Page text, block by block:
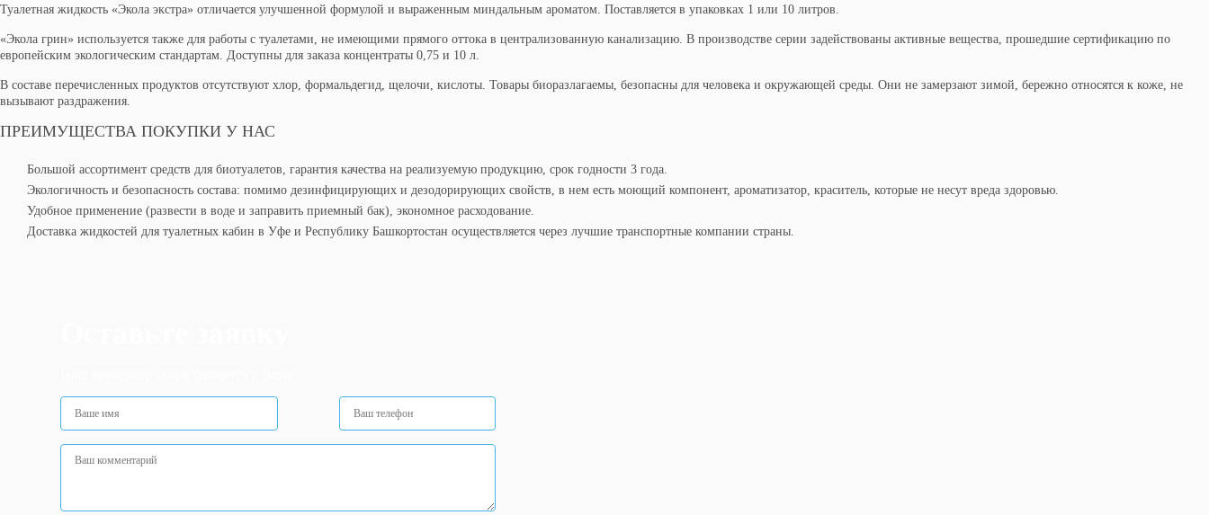
Туалетная жидкость «Экола экстра» отличается улучшенной формулой и выраженным миндальным ароматом. Поставляется в упаковках 1 или 10 литров.
«Экола грин» используется также для работы с туалетами, не имеющими прямого оттока в централизованную канализацию. В производстве серии задействованы активные вещества, прошедшие сертификацию по
европейским экологическим стандартам. Доступны для заказа концентраты 0,75 и 10 л.
В составе перечисленных продуктов отсутствуют хлор, формальдегид, щелочи, кислоты. Товары биоразлагаемы, безопасны для человека и окружающей среды. Они не замерзают зимой, бережно относятся к коже, не
вызывают раздражения.
ПРЕИМУЩЕСТВА ПОКУПКИ У НАС
Большой ассортимент средств для биотуалетов, гарантия качества на реализуемую продукцию, срок годности 3 года.
Экологичность и безопасность состава: помимо дезинфицирующих и дезодорирующих свойств, в нем есть моющий компонент, ароматизатор, краситель, которые не несут вреда здоровью.
Удобное применение (развести в воде и заправить приемный бак), экономное расходование.
Доставка жидкостей для туалетных кабин в Уфе и Республику Башкортостан осуществляется через лучшие транспортные компании страны.